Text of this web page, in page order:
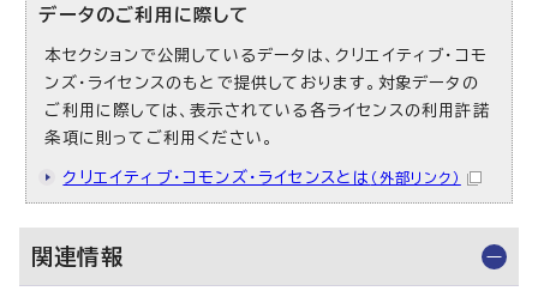
データのご利用に際して
本セクションで公開しているデータは、クリエイティブ・コモ
ンズ・ライセンスのもとで提供しております。対象データの
ご利用に際しては、表示されている各ライセンスの利用許諾
条項に則ってご利用ください。
クリエイティブ・コモンズ・ライセンスとは （外部リンク）
関連情報